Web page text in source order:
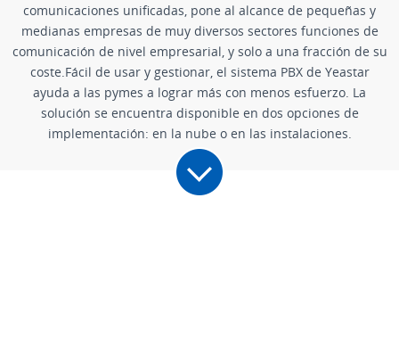
comunicaciones unificadas, pone al alcance de pequeñas y
medianas empresas de muy diversos sectores funciones de
comunicación de nivel empresarial, y solo a una fracción de su
coste.Fácil de usar y gestionar, el sistema PBX de Yeastar
ayuda a las pymes a lograr más con menos esfuerzo. La
solución se encuentra disponible en dos opciones de
implementación: en la nube o en las instalaciones.